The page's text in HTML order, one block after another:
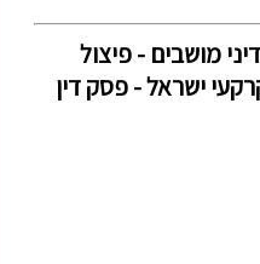
מושבים - פיצול
ישראל - פסק דין